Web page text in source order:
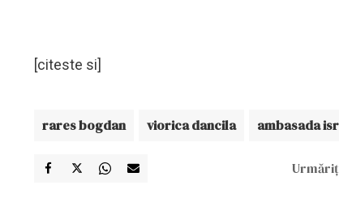
[citeste si]
rares bogdan viorica dancila ambasada